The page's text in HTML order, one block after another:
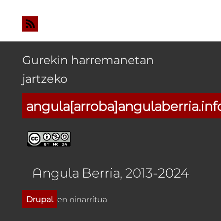
Gurekin harremanetan
jartzeko
Angula Berria, 2013-2024
Drupal en oinarritua